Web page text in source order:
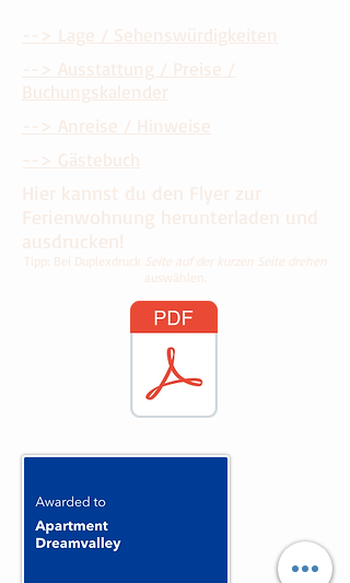
--> Lage / Sehenswürdigkeiten
--> Ausstattung / Preise /
Buchungskalender
--> Anreise / Hinweise
--> Gästebuch
Hier kannst du den Flyer zur
Ferienwohnung herunterladen und
ausdrucken!
Tipp: Bei Duplexdruck Seite auf der kurzen Seite drehen
auswählen.